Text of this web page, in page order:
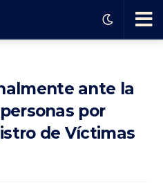
Ha
ble
ante la
por
de Víctimas